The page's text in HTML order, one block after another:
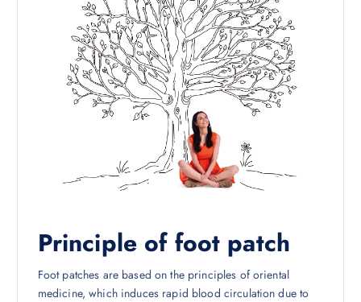
Principle of foot patch
Foot patches are based on the principles of oriental
medicine, which induces rapid blood circulation due to